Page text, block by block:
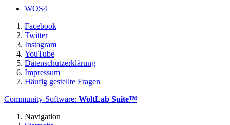
WOS4
Facebook
Twitter
Instagram
YouTube
Datenschutzerklärung
Impressum
Häufig gestellte Fragen
Community-Software: WoltLab Suite™
Navigation